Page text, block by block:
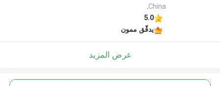
,China
5.0
يدقّق ممون
عرض المزيد